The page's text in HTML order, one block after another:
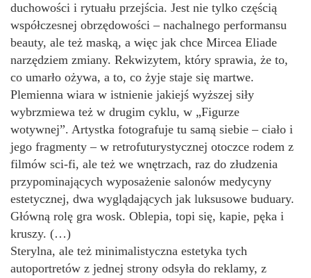
duchowości i rytuału przejścia. Jest nie tylko częścią
współczesnej obrzędowości – nachalnego performansu
beauty, ale też maską, a więc jak chce Mircea Eliade
narzędziem zmiany. Rekwizytem, który sprawia, że to,
co umarło ożywa, a to, co żyje staje się martwe.
Plemienna wiara w istnienie jakiejś wyższej siły
wybrzmiewa też w drugim cyklu, w „Figurze
wotywnej”. Artystka fotografuje tu samą siebie – ciało i
jego fragmenty – w retrofuturystycznej otoczce rodem z
filmów sci-fi, ale też we wnętrzach, raz do złudzenia
przypominających wyposażenie salonów medycyny
estetycznej, dwa wyglądających jak luksusowe buduary.
Główną rolę gra wosk. Oblepia, topi się, kapie, pęka i
kruszy. (…)
Sterylna, ale też minimalistyczna estetyka tych
autoportretów z jednej strony odsyła do reklamy, z